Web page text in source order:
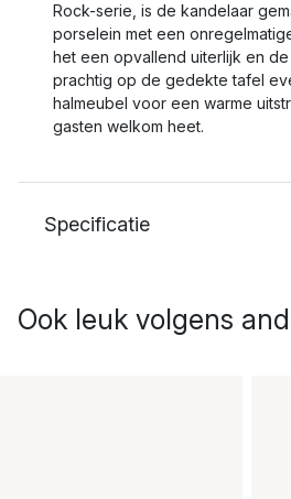
Rock-serie, is de kandelaar
porselein met een
het een opvallend uiterlijk en
prachtig op de gedekte tafel
halmeubel voor een warme
gasten welkom heet.
Specificatie
Ook leuk volgens